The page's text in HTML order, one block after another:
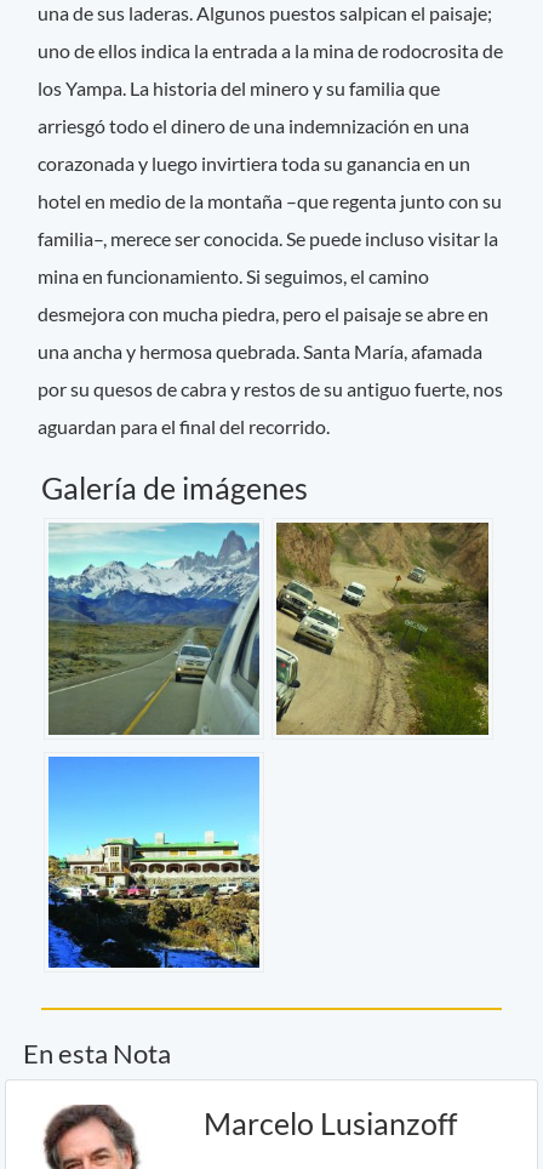
una de sus laderas. Algunos puestos salpican el paisaje;
uno de ellos indica la entrada a la mina de rodocrosita de
los Yampa. La historia del minero y su familia que
arriesgó todo el dinero de una indemnización en una
corazonada y luego invirtiera toda su ganancia en un
hotel en medio de la montaña –que regenta junto con su
familia–, merece ser conocida. Se puede incluso visitar la
mina en funcionamiento. Si seguimos, el camino
desmejora con mucha piedra, pero el paisaje se abre en
una ancha y hermosa quebrada. Santa María, afamada
por su quesos de cabra y restos de su antiguo fuerte, nos
aguardan para el final del recorrido.
Galería de imágenes
En esta Nota
Marcelo Lusianzoff